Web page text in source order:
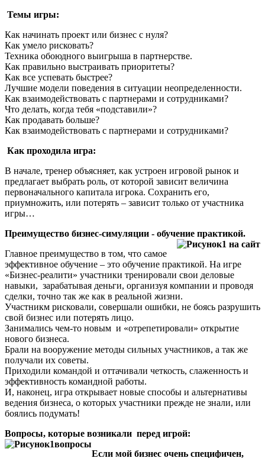
Темы игры:
Как начинать проект или бизнес с нуля?
Как умело рисковать?
Техника обоюдного выигрыша в партнерстве.
Как правильно выстраивать приоритеты?
Как все успевать быстрее?
Лучшие модели поведения в ситуации неопределенности.
Как взаимодействовать с партнерами и сотрудниками?
Что делать, когда тебя «подставили»?
Как продавать больше?
Как взаимодействовать с партнерами и сотрудниками?
Как проходила игра:
В начале, тренер объясняет, как устроен игровой рынок и
предлагает выбрать роль, от которой зависит величина
первоначального капитала игрока. Сохранить его,
приумножить, или потерять – зависит только от участника
игры…
Преимущество бизнес-симуляции - обучение практикой.
Главное преимущество в том, что самое
эффективное обучение – это обучение практикой. На игре
«Бизнес-реалити» участники тренировали свои деловые
навыки, зарабатывая деньги, организуя компании и проводя
сделки, точно так же как в реальной жизни.
Участникм рисковали, совершали ошибки, не боясь разрушить
свой бизнес или потерять лицо.
Занимались чем-то новым и «отрепетировали» открытие
нового бизнеса.
Брали на вооружение методы сильных участников, а так же
получали их советы.
Приходили командой и оттачивали четкость, слаженность и
эффективность командной работы.
И, наконец, игра открывает новые способы и альтернативы
ведения бизнеса, о которых участники прежде не знали, или
боялись подумать!
Вопросы, которые возникали перед игрой:
Если мой бизнес очень специфичен,